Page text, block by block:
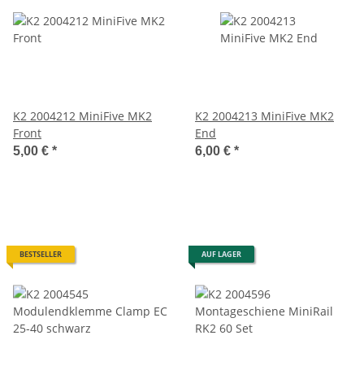
K2 2004212 MiniFive MK2
Front
5,00 € *
K2 2004213 MiniFive MK2
End
6,00 € *
BESTSELLER AUF LAGER